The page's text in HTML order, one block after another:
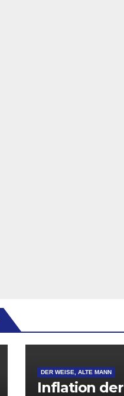
DER WEISE, ALTE MANN
Inflation der